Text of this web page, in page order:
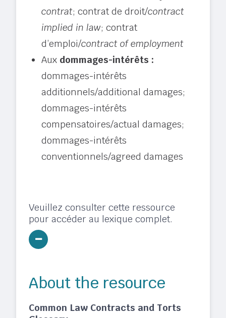
contrat; contrat de droit/contract
implied in law; contrat
d’emploi/contract of employment
Aux dommages-intérêts :
dommages-intérêts
additionnels/additional damages;
dommages-intérêts
compensatoires/actual damages;
dommages-intérêts
conventionnels/agreed damages
Veuillez consulter cette ressource
pour accéder au lexique complet.
About the resource
Common Law Contracts and Torts